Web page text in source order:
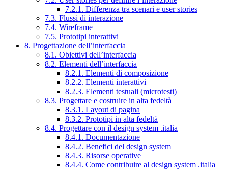
7.2.1. Differenza tra scenari e user stories
7.3. Flussi di interazione
7.4. Wireframe
7.5. Prototipi interattivi
8. Progettazione dell’interfaccia
8.1. Obiettivi dell’interfaccia
8.2. Elementi dell’interfaccia
8.2.1. Elementi di composizione
8.2.2. Elementi interattivi
8.2.3. Elementi testuali (microtesti)
8.3. Progettare e costruire in alta fedeltà
8.3.1. Layout di pagina
8.3.2. Prototipi in alta fedeltà
8.4. Progettare con il design system .italia
8.4.1. Documentazione
8.4.2. Benefici del design system
8.4.3. Risorse operative
8.4.4. Come contribuire al design system .italia